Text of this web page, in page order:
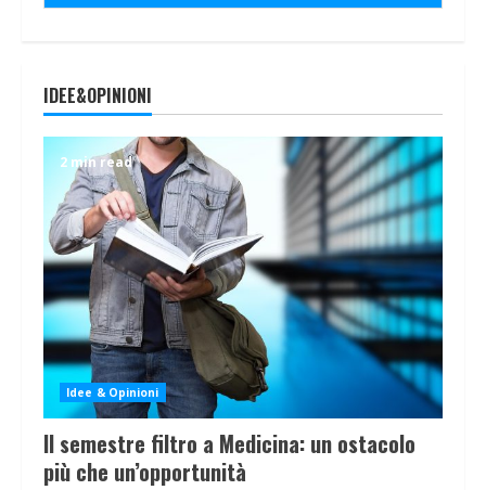
IDEE&OPINIONI
2 min read
Idee & Opinioni
Il semestre filtro a Medicina: un ostacolo
più che un’opportunità